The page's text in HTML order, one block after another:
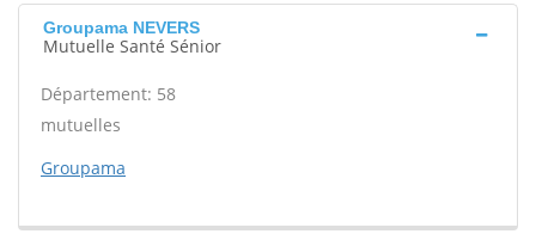
Groupama NEVERS
Mutuelle Santé Sénior
Département: 58
mutuelles
Groupama